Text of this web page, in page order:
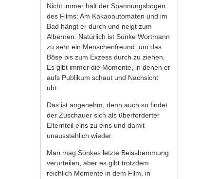
Nicht immer hält der Spannungsbogen
des Films: Am Kakaoautomaten und im
Bad hängt er durch und neigt zum
Albernen. Natürlich ist Sönke Wortmann
zu sehr ein Menschenfreund, um das
Böse bis zum Exzess durch zu ziehen.
Es gibt immer die Momente, in denen er
aufs Publikum schaut und Nachsicht
übt.
Das ist angenehm, denn auch so findet
der Zuschauer sich als überforderter
Elternteil eins zu eins und damit
unausstehlich wieder.
Man mag Sönkes letzte Beisshemmung
verurteilen, aber es gibt trotzdem
reichlich Momente in dem Film, in